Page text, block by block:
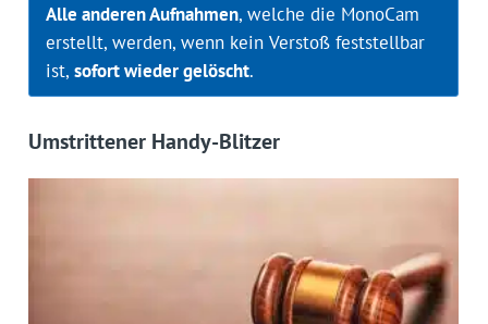
Alle anderen Aufnahmen, welche die MonoCam
erstellt, werden, wenn kein Verstoß feststellbar
ist, sofort wieder gelöscht.
Umstrittener Handy-Blitzer